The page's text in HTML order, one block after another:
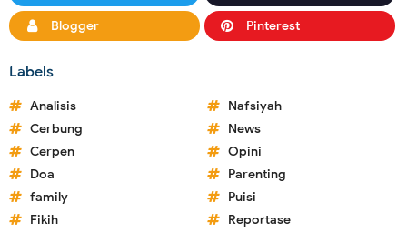
Blogger Pinterest
Labels
Analisis
Cerbung
Cerpen
Doa
family
Fikih
Nafsiyah
News
Opini
Parenting
Puisi
Reportase